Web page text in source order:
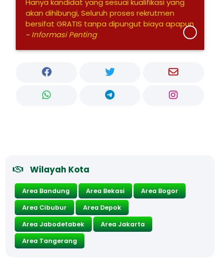
Hanya kandidat yang sesuai kualifikasi yang
akan dihibungi, Seluruh proses rekrutmen
bersifat GRATIS tanpa dipungut biaya apapun
~ Informasi Penting
Wilayah Kota
Area Bandung Area Bekasi
Area Bogor
Area Cibubur
Area Depok
Area Jabodetabek
Area Jakarta
Area Tangerang